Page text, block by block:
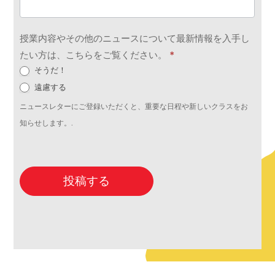
授業内容やその他のニュースについて最新情報を入手し
たい方は、こちらをご覧ください。 *
そうだ！
遠慮する
ニュースレターにご登録いただくと、重要な日程や新しいクラスをお
知らせします。.
投稿する